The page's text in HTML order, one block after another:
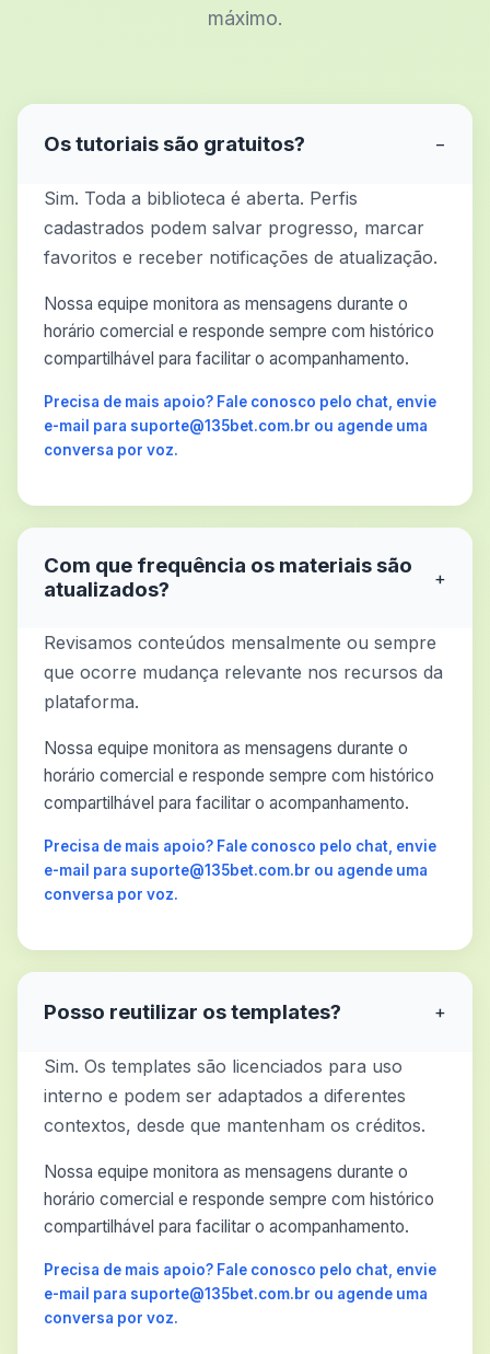
máximo.
Os tutoriais são gratuitos? −
Sim. Toda a biblioteca é aberta. Perfis
cadastrados podem salvar progresso, marcar
favoritos e receber notificações de atualização.
Nossa equipe monitora as mensagens durante o
horário comercial e responde sempre com histórico
compartilhável para facilitar o acompanhamento.
Precisa de mais apoio? Fale conosco pelo chat, envie
e-mail para suporte@135bet.com.br ou agende uma
conversa por voz.
Com que frequência os materiais são
atualizados?
+
Revisamos conteúdos mensalmente ou sempre
que ocorre mudança relevante nos recursos da
plataforma.
Nossa equipe monitora as mensagens durante o
horário comercial e responde sempre com histórico
compartilhável para facilitar o acompanhamento.
Precisa de mais apoio? Fale conosco pelo chat, envie
e-mail para suporte@135bet.com.br ou agende uma
conversa por voz.
Posso reutilizar os templates? +
Sim. Os templates são licenciados para uso
interno e podem ser adaptados a diferentes
contextos, desde que mantenham os créditos.
Nossa equipe monitora as mensagens durante o
horário comercial e responde sempre com histórico
compartilhável para facilitar o acompanhamento.
Precisa de mais apoio? Fale conosco pelo chat, envie
e-mail para suporte@135bet.com.br ou agende uma
conversa por voz.